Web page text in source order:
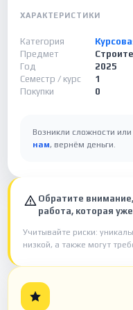
ХАРАКТЕРИСТИКИ
Категория
Предмет
Год
2025
Семестр / курс
1
Покупки
0
Возникли сложности
нам, вернём деньги.
Обратите
работа, которая
Учитывайте риски:
низкой, а также могут